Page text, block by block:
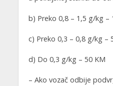
b) Preko 0,8 – 1,5 g/kg –
c) Preko 0,3 – 0,8 g/kg –
d) Do 0,3 g/kg – 50 KM
– Ako vozač odbije